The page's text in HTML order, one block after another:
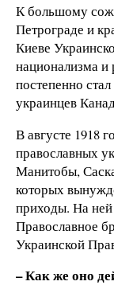
К большому
Петрограде и
Киеве
национализма
постепенно
украинцев
В августе 1918
православных
Манитобы,
которых
приходы. На
Православное
Украинской
– Как же оно